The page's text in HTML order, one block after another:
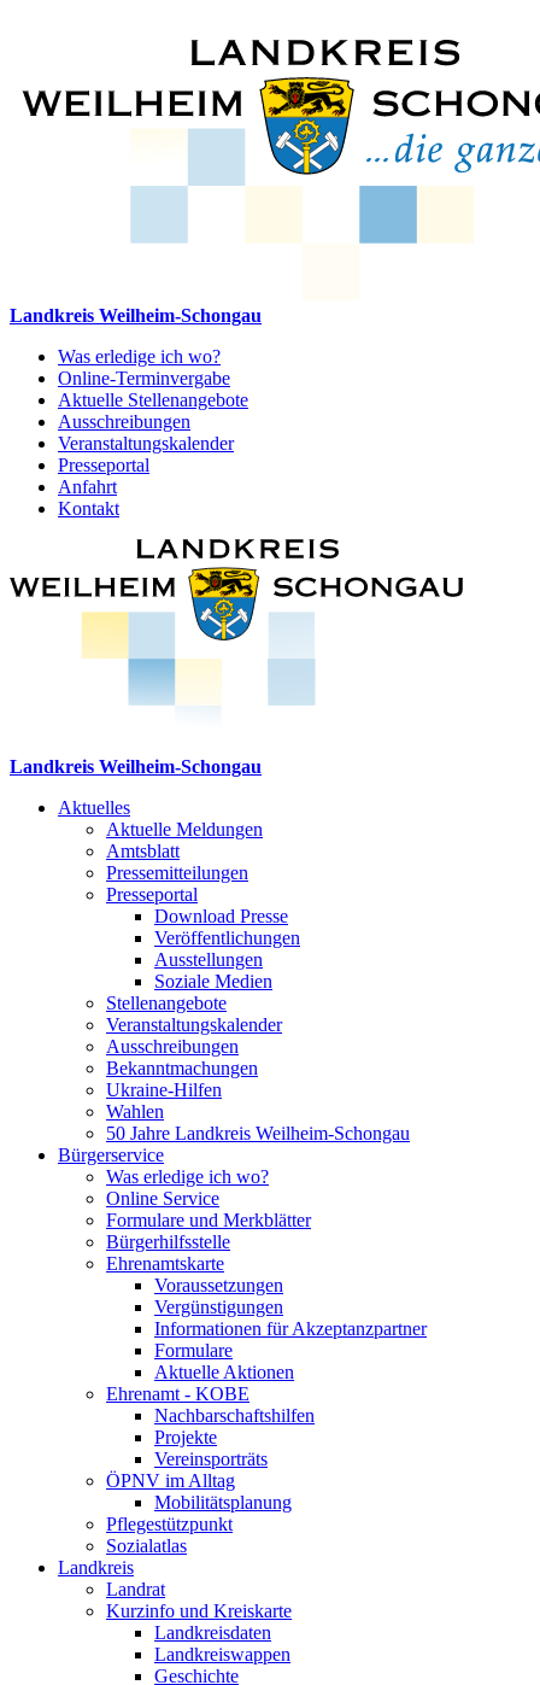
Landkreis Weilheim-Schongau
Was erledige ich wo?
Online-Terminvergabe
Aktuelle Stellenangebote
Ausschreibungen
Veranstaltungskalender
Presseportal
Anfahrt
Kontakt
Landkreis Weilheim-Schongau
Aktuelles
Aktuelle Meldungen
Amtsblatt
Pressemitteilungen
Presseportal
Download Presse
Veröffentlichungen
Ausstellungen
Soziale Medien
Stellenangebote
Veranstaltungskalender
Ausschreibungen
Bekanntmachungen
Ukraine-Hilfen
Wahlen
50 Jahre Landkreis Weilheim-Schongau
Bürgerservice
Was erledige ich wo?
Online Service
Formulare und Merkblätter
Bürgerhilfsstelle
Ehrenamtskarte
Voraussetzungen
Vergünstigungen
Informationen für Akzeptanzpartner
Formulare
Aktuelle Aktionen
Ehrenamt - KOBE
Nachbarschaftshilfen
Projekte
Vereinsporträts
ÖPNV im Alltag
Mobilitätsplanung
Pflegestützpunkt
Sozialatlas
Landkreis
Landrat
Kurzinfo und Kreiskarte
Landkreisdaten
Landkreiswappen
Geschichte